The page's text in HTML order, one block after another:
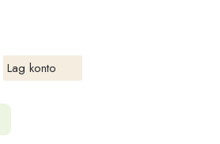
Lag konto